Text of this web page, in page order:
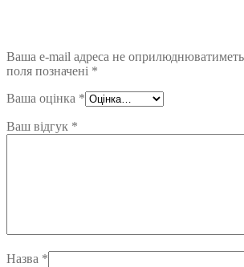
Ваша e-mail адреса не
поля позначені *
Ваша оцінка *
Ваш відгук *
Назва *